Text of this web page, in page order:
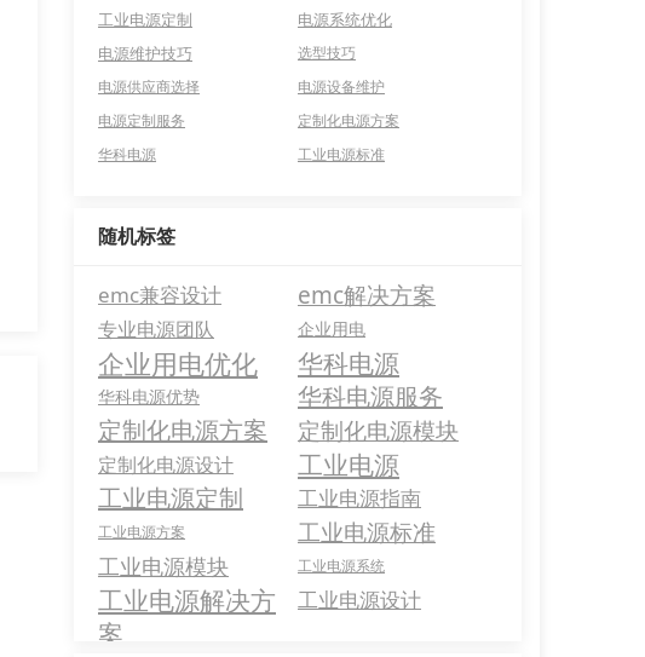
工业电源定制
电源系统优化
电源维护技巧
选型技巧
电源供应商选择
电源设备维护
电源定制服务
定制化电源方案
华科电源
工业电源标准
随机标签
emc兼容设计 emc解决方案
专业电源团队 企业用电
企业用电优化 华科电源
华科电源优势
华科电源服务
定制化电源方案
定制化电源模块
定制化电源设计 工业电源
工业电源定制 工业电源指南
工业电源方案 工业电源标准
工业电源模块 工业电源系统
工业电源解决方
案
工业电源设计